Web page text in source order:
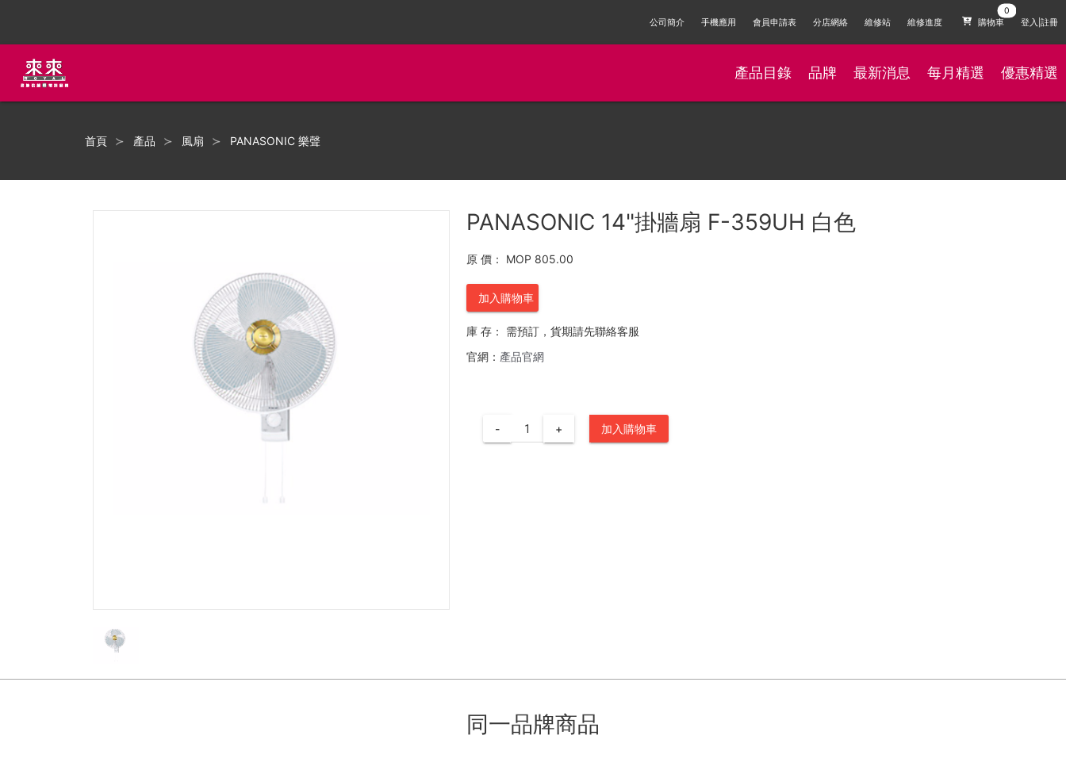
公司簡介 手機應用 會員申請表 分店網絡 維修站 維修進度 購物車 登入|註冊
產品目錄 品牌 最新消息 每月精選 優惠精選
首頁 產品 風扇 PANASONIC 樂聲
PANASONIC 14"掛牆扇 F-359UH 白色
原 價： MOP 805.00
加入購物車
庫 存：
需預訂，貨期請先聯絡客服
官網： 產品官網
- + 加入購物車
同一品牌商品